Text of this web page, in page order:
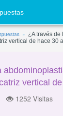
¿A través de
vertical de hace 30
vertical
1252 Visitas